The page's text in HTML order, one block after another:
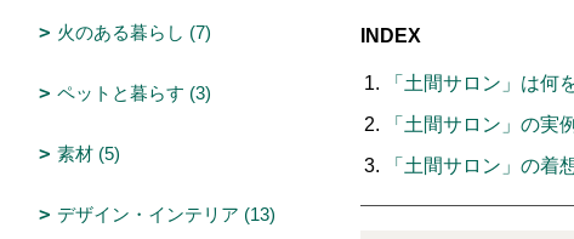
INDEX
「土間サロン」は何
「土間サロン」の実
「土間サロン」の着
火のある暮らし (7)
ペットと暮らす (3)
素材 (5)
デザイン・インテリア (13)